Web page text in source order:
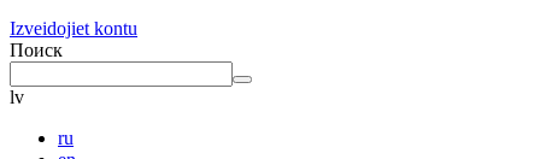
Izveidojiet kontu
Поиск
lv
ru